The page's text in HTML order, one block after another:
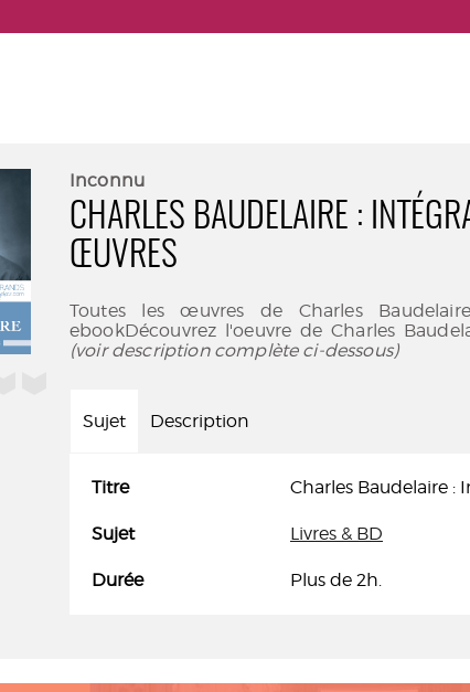
Inconnu
CHARLES BAUDELAIRE :
ŒUVRES
Toutes les œuvres de Charles
ebookDécouvrez l'oeuvre de Charles
(voir description complète ci-dessous)
Sujet Description
Titre Charles Baudelaire :
Sujet Livres & BD
Durée Plus de 2h.